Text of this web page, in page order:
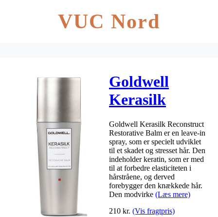
VUC Nord
Goldwell
Kerasilk
Reconstruct
Restorative
Balm 75 ml
Goldwell Kerasilk Reconstruct
Restorative Balm er en leave-in
spray, som er specielt udviklet
til et skadet og stresset hår. Den
indeholder keratin, som er med
til at forbedre elasticiteten i
hårstråene, og derved
forebygger den knækkede hår.
Den modvirke (Læs mere)
210 kr. (Vis fragtpris)